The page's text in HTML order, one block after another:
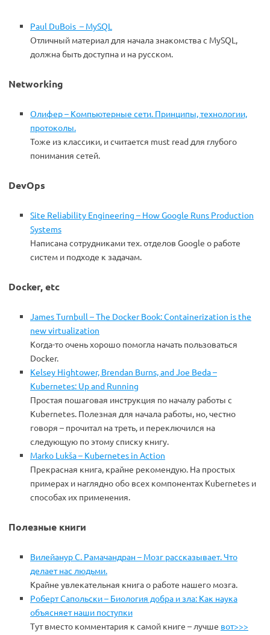
Paul DuBois – MySQL
Отличный материал для начала знакомства с MySQL,
должна быть доступна и на русском.
Networking
Олифер – Компьютерные сети. Принципы, технологии,
протоколы.
Тоже из классики, и считается must read для глубого
понимания сетей.
DevOps
Site Reliability Engineering – How Google Runs Production
Systems
Написана сотрудниками тех. отделов Google о работе
систем и подходе к задачам.
Docker, etc
James Turnbull – The Docker Book: Containerization is the
new virtualization
Когда-то очень хорошо помогла начать пользоваться
Docker.
Kelsey Hightower, Brendan Burns, and Joe Beda –
Kubernetes: Up and Running
Простая пошаговая инструкция по началу работы с
Kubernetes. Полезная для начала работы, но, честно
говоря – прочитал на треть, и переключился на
следующую по этому списку книгу.
Marko Lukša – Kubernetes in Action
Прекрасная книга, крайне рекомендую. На простых
примерах и наглядно обо всех компонентах Kubernetes и
способах их применения.
Полезные книги
Вилейанур С. Рамачандран – Мозг рассказывает. Что
делает нас людьми.
Крайне увлекательная книга о работе нашего мозга.
Роберт Сапольски – Биология добра и зла: Как наука
объясняет наши поступки
Тут вместо комментария к самой книге – лучше вот>>>